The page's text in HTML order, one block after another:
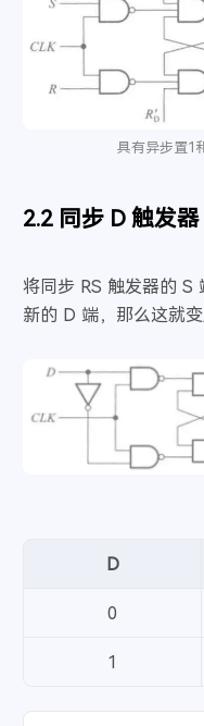
具有异步置1
同步 D 触发器
将同步 RS 触发器的 S
新的 D 端，那么这就
D
0
1